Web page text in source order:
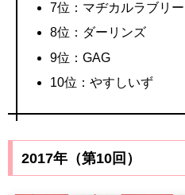
7位：マヂカルラブリー
8位：ダーリンズ
9位：GAG
10位：やすしいず
2017年（第10回）